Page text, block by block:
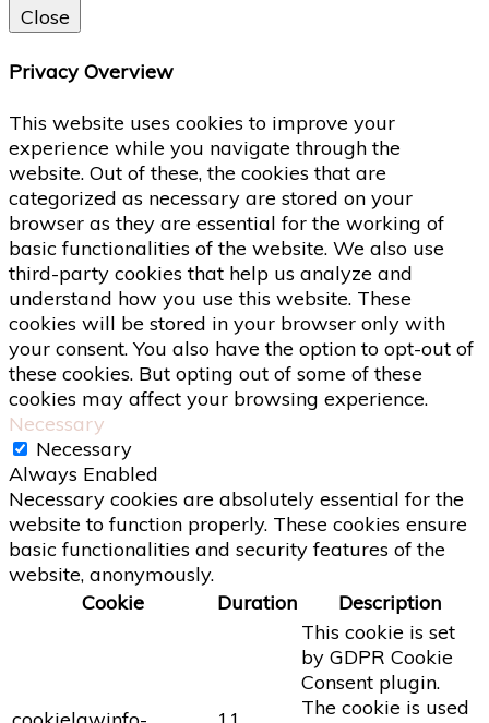
Close
Privacy Overview
This website uses cookies to improve your
experience while you navigate through the
website. Out of these, the cookies that are
categorized as necessary are stored on your
browser as they are essential for the working of
basic functionalities of the website. We also use
third-party cookies that help us analyze and
understand how you use this website. These
cookies will be stored in your browser only with
your consent. You also have the option to opt-out of
these cookies. But opting out of some of these
cookies may affect your browsing experience.
Necessary
Necessary
Always Enabled
Necessary cookies are absolutely essential for the
website to function properly. These cookies ensure
basic functionalities and security features of the
website, anonymously.
Cookie
Duration Description
This cookie is set
by GDPR Cookie
Consent plugin.
The cookie is used